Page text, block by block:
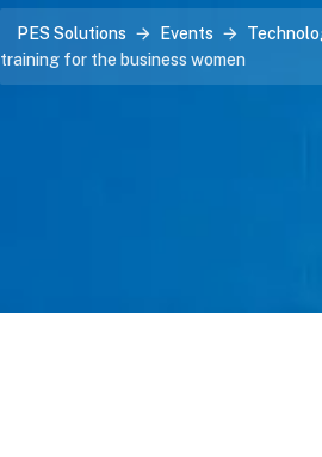
PES Solutions Events
training for the business women